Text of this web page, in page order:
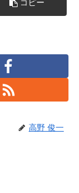
コピー
高野 俊一